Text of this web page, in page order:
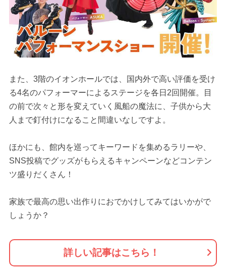
また、3階のイオンホールでは、国内外で高い評価を受け
る4名のパフォーマーによるステージを各日2回開催。目
の前で次々と形を変えていく風船の魔法に、子供から大
人まで釘付けになること間違いなしですよ。
ほかにも、館内を巡ってキーワードを集めるラリーや、
SNS投稿でグッズがもらえるキャンペーンなどコンテン
ツ盛りだくさん！
家族で最高の思い出作りにおでかけしてみてはいかがで
しょうか？
詳しい記事はこちら！